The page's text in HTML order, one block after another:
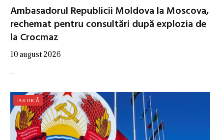
Ambasadorul Republicii Moldova la Moscova,
rechemat pentru consultări după explozia de
la Crocmaz
10 august 2026
…
POLITICĂ